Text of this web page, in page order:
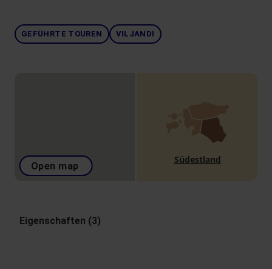
GEFÜHRTE TOUREN VILJANDI
Open map
Südestland
Eigenschaften (3)